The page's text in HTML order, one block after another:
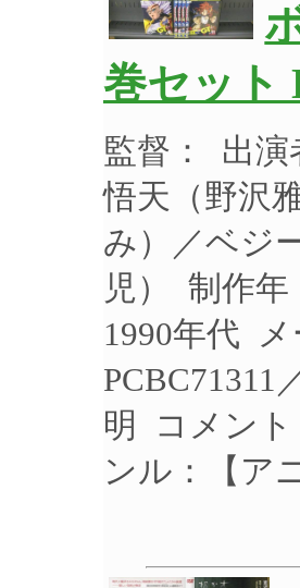
巻セット
監督： 出演
悟天（野沢
み）／ベジ
児） 制作
1990年代
明 コメント
ンル：【ア